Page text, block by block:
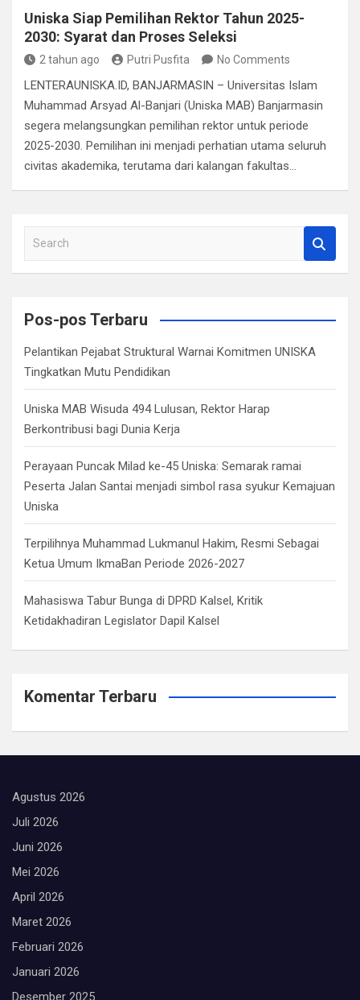
Uniska Siap Pemilihan Rektor Tahun 2025-
2030: Syarat dan Proses Seleksi
2 tahun ago Putri Pusfita No Comments
LENTERAUNISKA.ID, BANJARMASIN – Universitas Islam
Muhammad Arsyad Al-Banjari (Uniska MAB) Banjarmasin
segera melangsungkan pemilihan rektor untuk periode
2025-2030. Pemilihan ini menjadi perhatian utama seluruh
civitas akademika, terutama dari kalangan fakultas…
a
c
Pos-pos Terbaru
Pelantikan Pejabat Struktural Warnai Komitmen UNISKA
Tingkatkan Mutu Pendidikan
Uniska MAB Wisuda 494 Lulusan, Rektor Harap
Berkontribusi bagi Dunia Kerja
Perayaan Puncak Milad ke-45 Uniska: Semarak ramai
Peserta Jalan Santai menjadi simbol rasa syukur Kemajuan
Uniska
Terpilihnya Muhammad Lukmanul Hakim, Resmi Sebagai
Ketua Umum IkmaBan Periode 2026-2027
Mahasiswa Tabur Bunga di DPRD Kalsel, Kritik
Ketidakhadiran Legislator Dapil Kalsel
Komentar Terbaru
Agustus 2026
Juli 2026
Juni 2026
Mei 2026
April 2026
Maret 2026
Februari 2026
Januari 2026
Desember 2025